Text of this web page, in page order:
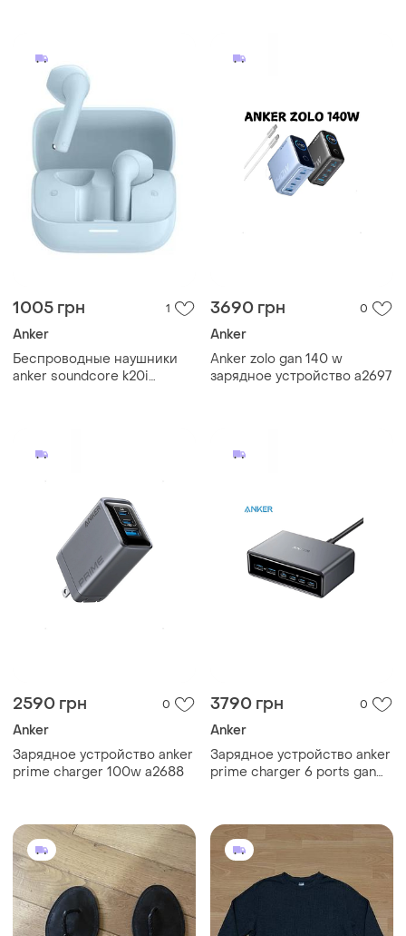
1005 грн 1
Anker
Беспроводные наушники
anker soundcore k20i
3690 грн 0
Anker
Anker zolo gan 140 w
зарядное устройство a2697
2590 грн 0
Anker
Зарядное устройство anker
prime charger 100w a2688
3790 грн 0
Anker
Зарядное устройство anker
prime charger 6 ports gan